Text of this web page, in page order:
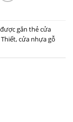
gắn thẻcửa
,cửa nhựa gỗ